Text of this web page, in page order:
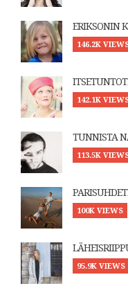
ERIKSONIN
146.2K
142.1K
TUNNISTA
113.5K
100K VIEWS
95.9K VIEWS